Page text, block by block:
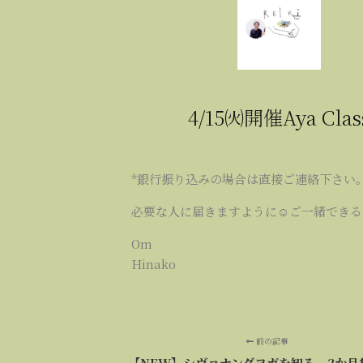
4/15㈫開催Aya
*銀行振り込みの場合は直接ご連絡下さい
必要な人に届きますように☺ご一緒でき
Om
Hinako
前の記事